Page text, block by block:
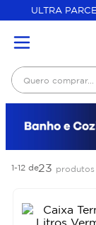
ULTRA
Quero comprar...
1-12 de23 produtos